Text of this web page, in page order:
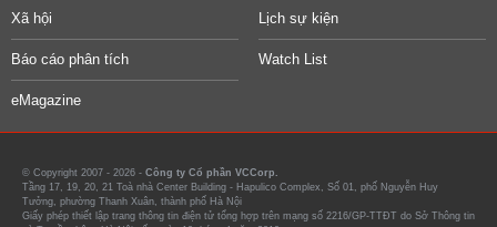
Xã hội Lịch sự kiện
Báo cáo phân tích Watch List
eMagazine
© Copyright 2007 - 2026 - Công ty Cổ phần VCCorp.
Tầng 17, 19, 20, 21 Toà nhà Center Building - Hapulico Complex, Số 01, phố Nguyễn Huy
Tưởng, phường Thanh Xuân, thành phố Hà Nội
Giấy phép thiết lập trang thông tin điện tử tổng hợp trên mạng số 2216/GP-TTĐT do Sở Thông tin